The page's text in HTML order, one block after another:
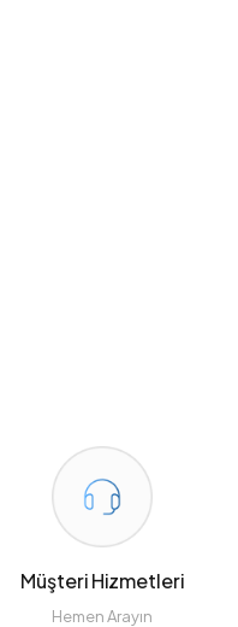
Müşteri Hizmetleri
Hemen Arayın